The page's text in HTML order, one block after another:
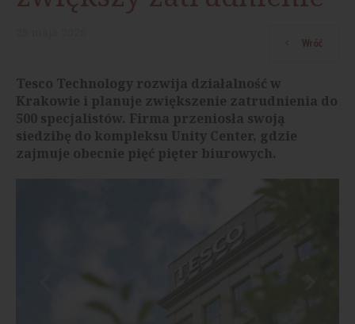
Wróć
Tesco Technology rozwija działalność w
Krakowie i planuje zwiększenie zatrudnienia do
500 specjalistów. Firma przeniosła swoją
siedzibę do kompleksu Unity Center, gdzie
zajmuje obecnie pięć pięter biurowych.